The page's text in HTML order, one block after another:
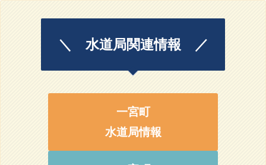
＼ 水道局関連情報 ／
一宮町
水道局情報